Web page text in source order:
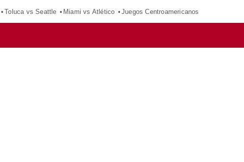
Toluca vs Seattle Miami vs Atlético Juegos Centroamericanos